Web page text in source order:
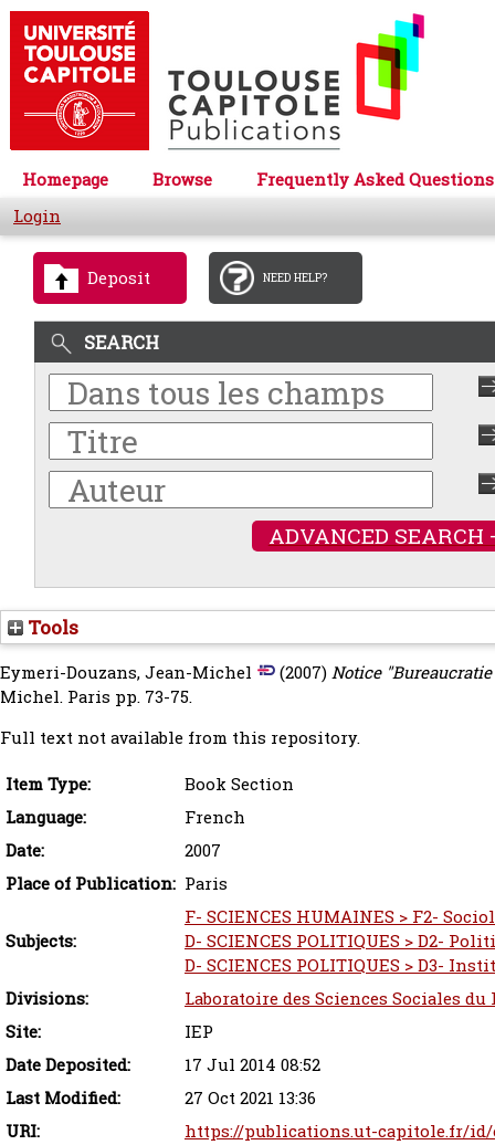
Homepage Browse
Frequently Asked Questions
Login
Deposit NEED HELP?
SEARCH
ADVANCED SEARCH
Tools
Eymeri-Douzans, Jean-Michel (2007)Notice
Michel. Paris pp. 73-75.
Full text not available from this repository.
Item Type:
Book Section
Language:
French
Date:
2007
Place of Publication: Paris
Subjects:
F- SCIENCES HUMAINES > F2-
D- SCIENCES POLITIQUES > D2-
D- SCIENCES POLITIQUES > D3-
Divisions:
Laboratoire des Sciences Sociales
Site:
IEP
Date Deposited:
17 Jul 2014 08:52
Last Modified:
27 Oct 2021 13:36
URI:
https://publications.ut-capitole.fr/id/